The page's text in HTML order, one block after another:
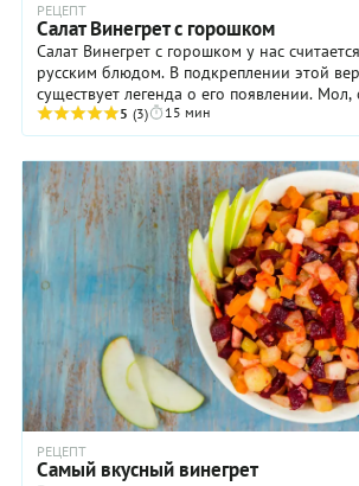
РЕЦЕПТ
Салат Винегрет с горошком
Салат Винегрет с горошком у нас
русским блюдом. В подкреплении этой
существует легенда о его появлении.
подал на стол Екатерине II новое блюдо ...
5 (3) 15 мин
РЕЦЕПТ
Самый вкусный винегрет